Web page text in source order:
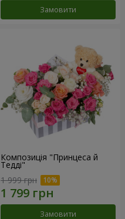
Замовити
Композиція "Принцеса й
Тедді"
1 999 грн
Замовити